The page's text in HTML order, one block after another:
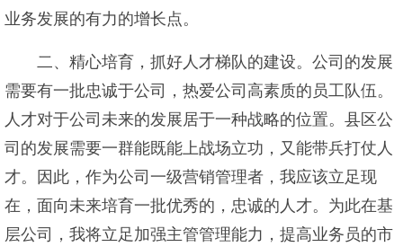
业务发展的有力的增长点。
二、精心培育，抓好人才梯队的建设。公司的发展
需要有一批忠诚于公司，热爱公司高素质的员工队伍。
人才对于公司未来的发展居于一种战略的位置。县区公
司的发展需要一群能既能上战场立功，又能带兵打仗人
才。因此，作为公司一级营销管理者，我应该立足现
在，面向未来培育一批优秀的，忠诚的人才。为此在基
层公司，我将立足加强主管管理能力，提高业务员的市